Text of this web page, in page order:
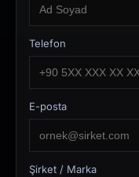
Telefon
E-posta
Şirket / Marka